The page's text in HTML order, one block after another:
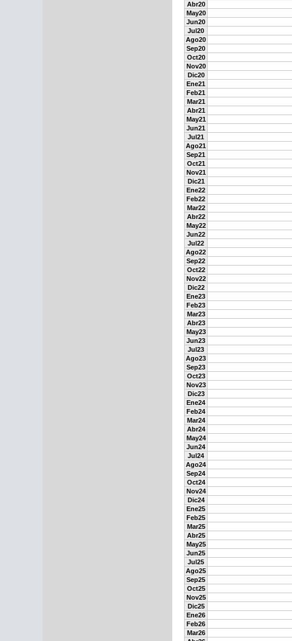
Abr20
May20
Jun20
Jul20
Ago20
Sep20
Oct20
Nov20
Dic20
Ene21
Feb21
Mar21
Abr21
May21
Jun21
Jul21
Ago21
Sep21
Oct21
Nov21
Dic21
Ene22
Feb22
Mar22
Abr22
May22
Jun22
Jul22
Ago22
Sep22
Oct22
Nov22
Dic22
Ene23
Feb23
Mar23
Abr23
May23
Jun23
Jul23
Ago23
Sep23
Oct23
Nov23
Dic23
Ene24
Feb24
Mar24
Abr24
May24
Jun24
Jul24
Ago24
Sep24
Oct24
Nov24
Dic24
Ene25
Feb25
Mar25
Abr25
May25
Jun25
Jul25
Ago25
Sep25
Oct25
Nov25
Dic25
Ene26
Feb26
Mar26